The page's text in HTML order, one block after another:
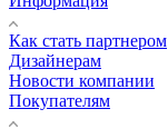
Как стать партнером
Дизайнерам
Новости компании
Покупателям